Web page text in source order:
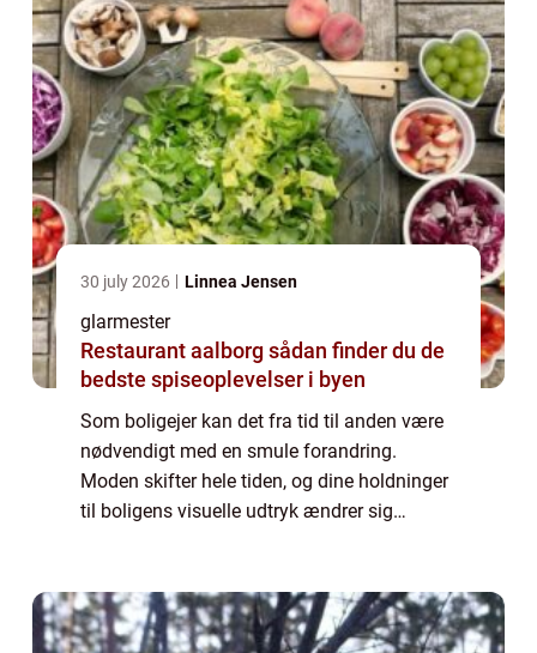
30 july 2026 Linnea Jensen
glarmester
Restaurant aalborg sådan finder du de
bedste spiseoplevelser i byen
Som boligejer kan det fra tid til anden være
nødvendigt med en smule forandring.
Moden skifter hele tiden, og dine holdninger
til boligens visuelle udtryk ændrer sig
kont...